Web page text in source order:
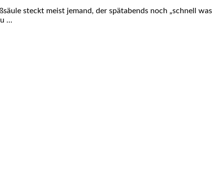
steckt meist jemand, der spätabends noch „schnell was
…